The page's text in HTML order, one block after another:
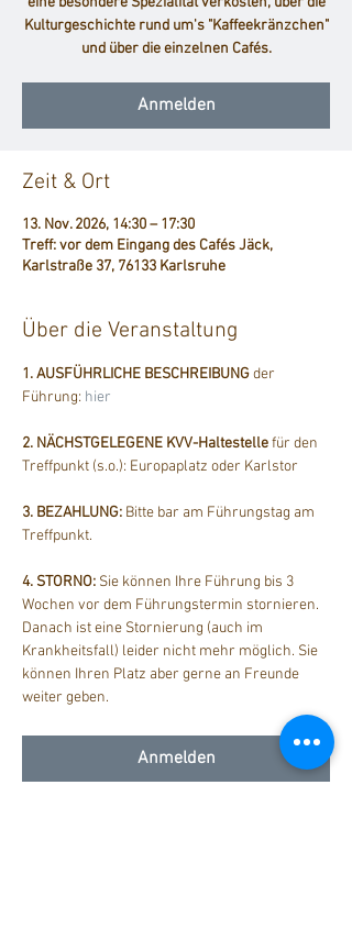
Kulturgeschichte rund um's "Kaffeekränzchen"
und über die einzelnen Cafés.
Anmelden
Zeit & Ort
13. Nov. 2026, 14:30 – 17:30
Treff: vor dem Eingang des Cafés Jäck,
Karlstraße 37, 76133 Karlsruhe
Über die Veranstaltung
1. AUSFÜHRLICHE BESCHREIBUNG der
Führung: hier
2. NÄCHSTGELEGENE KVV-Haltestelle für den
Treffpunkt (s.o.): Europaplatz oder Karlstor
3. BEZAHLUNG: Bitte bar am Führungstag am
Treffpunkt.
4. STORNO: Sie können Ihre Führung bis 3
Wochen vor dem Führungstermin stornieren.
Danach ist eine Stornierung (auch im
Krankheitsfall) leider nicht mehr möglich. Sie
können Ihren Platz aber gerne an Freunde
weiter geben.
Anmelden